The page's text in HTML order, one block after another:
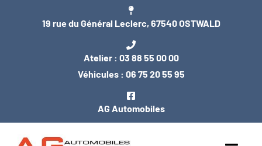
19 rue du Général Leclerc, 67540 OSTWALD
Atelier : 03 88 55 00 00
Véhicules : 06 75 20 55 95
AG Automobiles